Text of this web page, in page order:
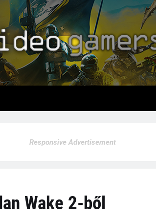
Responsive Advertisement
Wake 2-ből